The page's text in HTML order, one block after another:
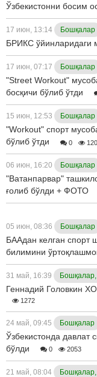
Ўзбекистонни босим
17 июн, 13:14 Бошқалар
БРИКС ўйинларидаги
17 июн, 07:17 Бошқалар
"Street Workout"
босқичи бўлиб ўтди
15 июн, 12:53 Бошқалар
"Workout" спорт
бўлиб ўтди
0
06 июн, 16:20 Бошқалар
"Ватанпарвар"
ғолиб бўлди + ФОТО
05 июн, 08:36 Бошқалар
БААдан келган спорт
билимини
31 май, 16:39
Геннадий Головкин
1272
24 май, 09:45 Бошқалар
Ўзбекистонда давлат
бўлди
0 2053
21 май, 08:04